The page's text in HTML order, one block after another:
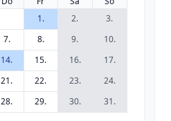
1.
2.
3.
7. 8. 9.
10.
14. 15. 16.
17.
21. 22. 23.
24.
28. 29. 30. 31.